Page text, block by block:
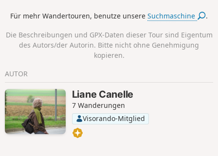
Für mehr Wandertouren, benutze unsereSuchmaschine .
Die Beschreibungen und GPX-Daten dieser Tour sind Eigentum
des Autors/der Autorin. Bitte nicht ohne Genehmigung
kopieren.
AUTOR
Liane Canelle
7 Wanderungen
Visorando-Mitglied